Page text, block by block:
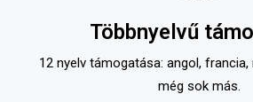
Többnyelvű
12 nyelv támogatása: angol,
még sok más.